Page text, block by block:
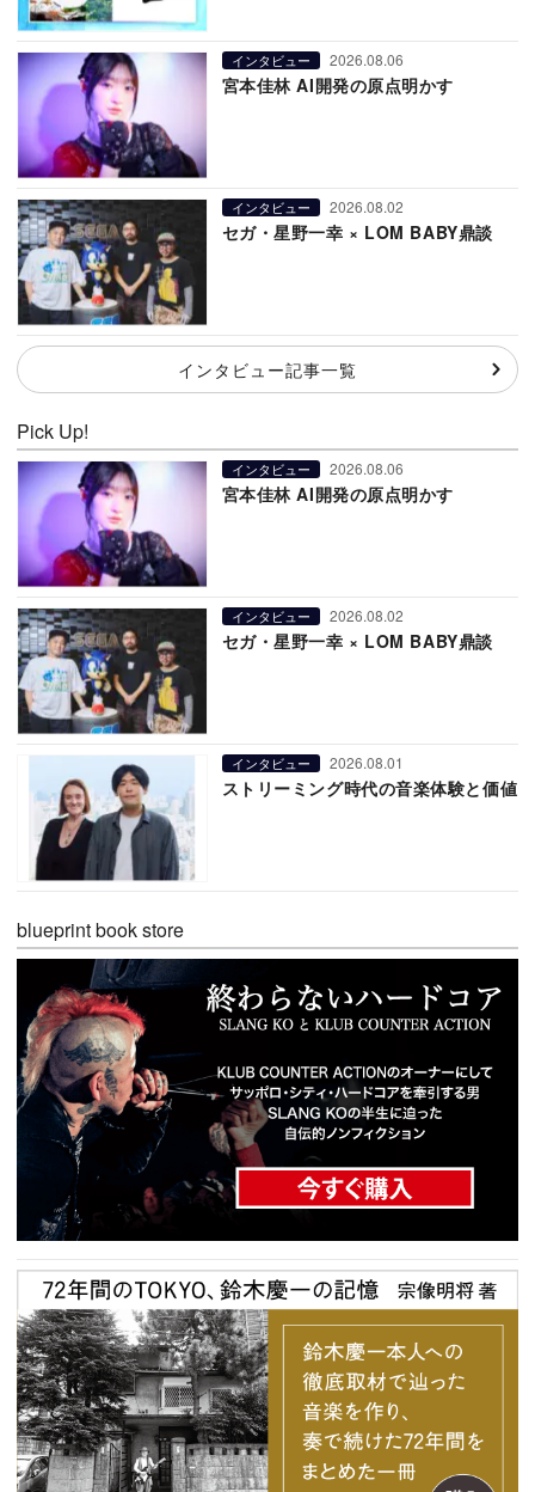
インタビュー 2026.08.06
宮本佳林 AI開発の原点明かす
インタビュー 2026.08.02
セガ・星野一幸 × LOM BABY鼎談
インタビュー記事一覧
Pick Up!
インタビュー 2026.08.06
宮本佳林 AI開発の原点明かす
インタビュー 2026.08.02
セガ・星野一幸 × LOM BABY鼎談
インタビュー 2026.08.01
ストリーミング時代の音楽体験と価値
blueprint book store